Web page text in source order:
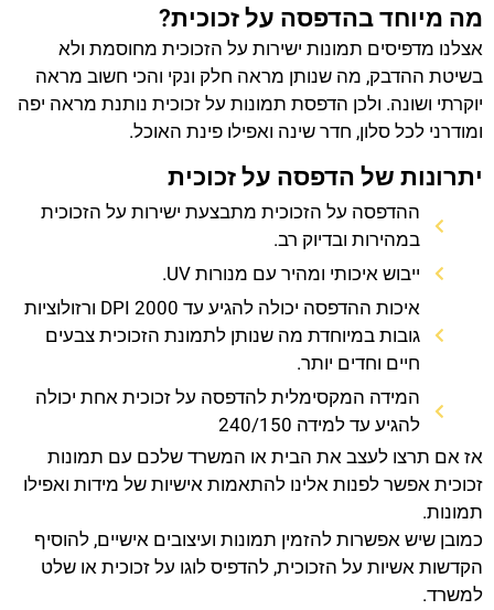
מה מיוחד בהדפסה על זכוכית?
אצלנו מדפיסים תמונות ישירות על הזכוכית מחוסמת ולא
בשיטת ההדבק, מה שנותן מראה חלק ונקי והכי חשוב מראה
יוקרתי ושונה. ולכן הדפסת תמונות על זכוכית נותנת מראה יפה
ומודרני לכל סלון, חדר שינה ואפילו פינת האוכל.
יתרונות של הדפסה על זכוכית
ההדפסה על הזכוכית מתבצעת ישירות על הזכוכית
במהירות ובדיוק רב.
ייבוש איכותי ומהיר עם מנורות UV.
איכות ההדפסה יכולה להגיע עד 2000 DPI ורזולוציות
גובות במיוחדת מה שנותן לתמונת הזכוכית צבעים
חיים וחדים יותר.
המידה המקסימלית להדפסה על זכוכית אחת יכולה
להגיע עד למידה 240/150
אז אם תרצו לעצב את הבית או המשרד שלכם עם תמונות
זכוכית אפשר לפנות אלינו להתאמות אישיות של מידות ואפילו
תמונות.
כמובן שיש אפשרות להזמין תמונות ועיצובים אישיים, להוסיף
הקדשות אשיות על הזכוכית, להדפיס לוגו על זכוכית או שלט
למשרד.